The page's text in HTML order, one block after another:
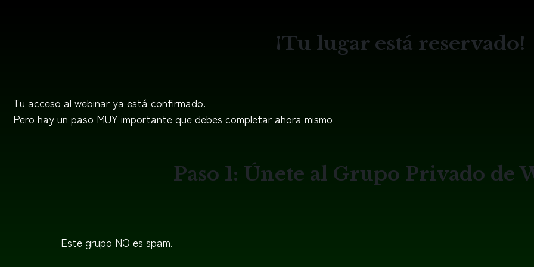
¡Tu lugar está reservado!
Tu acceso al webinar ya está confirmado.
Pero hay un paso MUY importante que debes completar ahora mismo
Paso 1: Únete al Grupo Privado de
Este grupo NO es spam.